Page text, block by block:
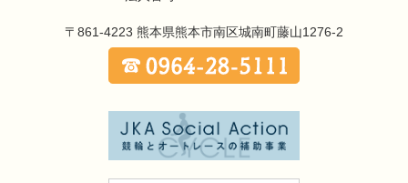
〒861-4223 熊本県熊本市南区城南町藤山1276-2